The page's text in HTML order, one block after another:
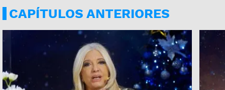
CAPÍTULOS ANTERIORES